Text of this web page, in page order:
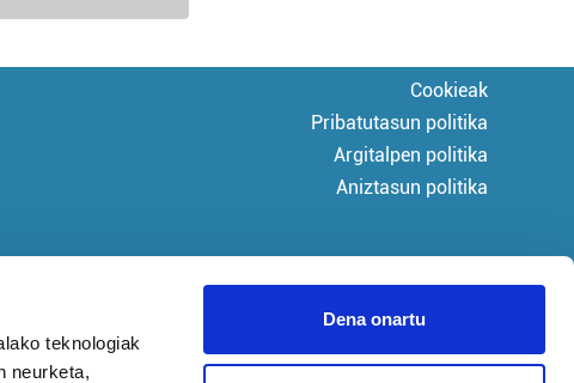
teknologiak
neurketa,
Dena onartu
Cookieak
Pribatutasun politika
Argitalpen politika
Aniztasun politika